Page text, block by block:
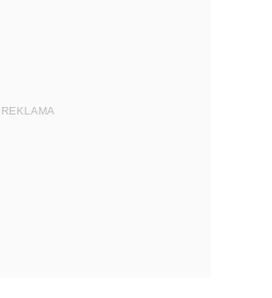
REKLAMA